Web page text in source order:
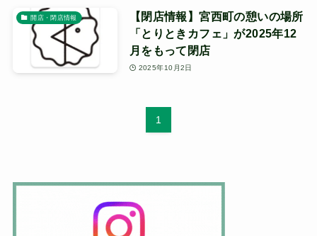
開店・閉店情報
【閉店情報】宮西町の憩いの場所
「とりときカフェ」が2025年12
月をもって閉店
2025年10月2日
1